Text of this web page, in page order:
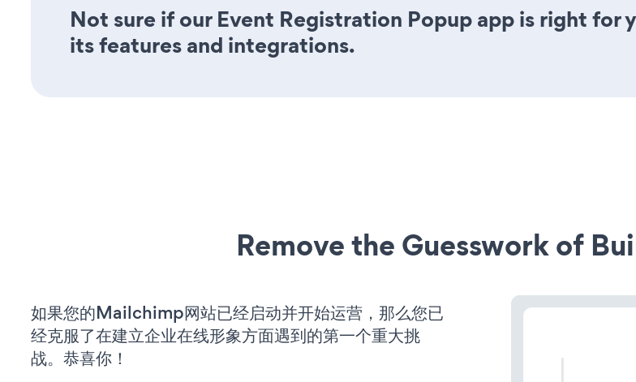
Not sure if our Event Registration Popup app is right for
its features and integrations.
Remove the Guesswork of
如果您的Mailchimp网站已经启动并开始运营，那么您已
经克服了在建立企业在线形象方面遇到的第一个重大挑
战。恭喜你！